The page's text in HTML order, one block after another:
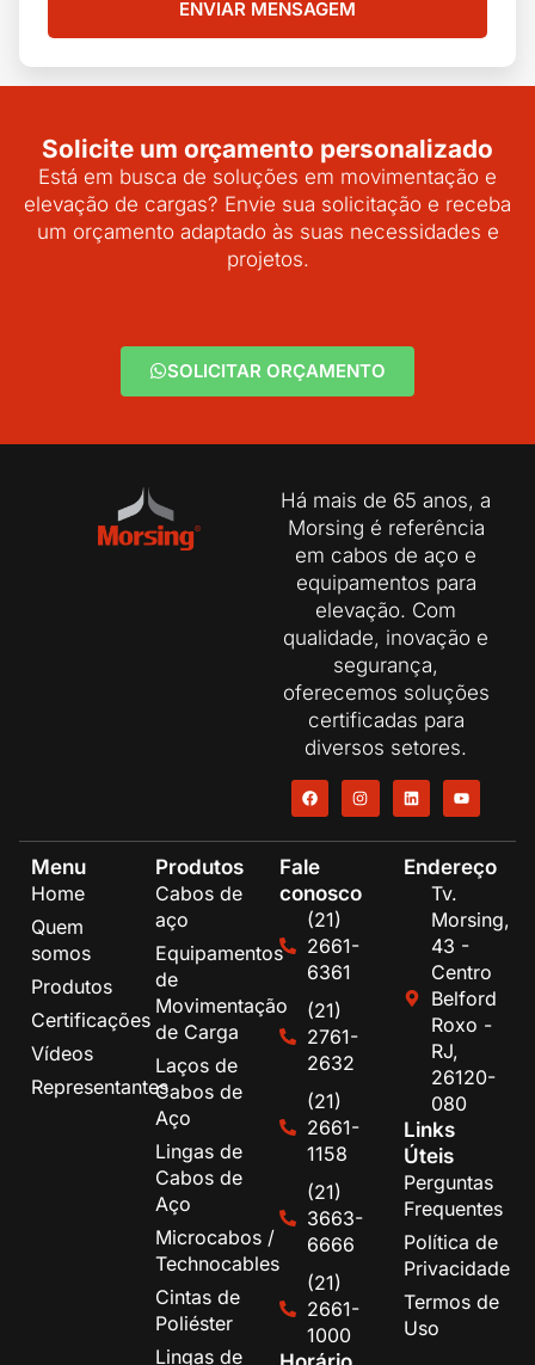
ENVIAR MENSAGEM
Solicite um orçamento personalizado
Está em busca de soluções em movimentação e
elevação de cargas? Envie sua solicitação e receba
um orçamento adaptado às suas necessidades e
projetos.
SOLICITAR ORÇAMENTO
Há mais de 65 anos, a
Morsing é referência
em cabos de aço e
equipamentos para
elevação. Com
qualidade, inovação e
segurança,
oferecemos soluções
certificadas para
diversos setores.
Menu
Home
Quem
somos
Produtos
Certificações
Vídeos
Representantes
Produtos
Cabos de
aço
Equipamentos
de
Movimentação
de Carga
Laços de
Cabos de
Aço
Lingas de
Cabos de
Aço
Microcabos /
Technocables
Cintas de
Poliéster
Lingas de
Fale
conosco
(21)
2661-
6361
(21)
2761-
2632
(21)
2661-
1158
(21)
3663-
6666
(21)
2661-
1000
Endereço
Tv.
Morsing,
43 -
Centro
Belford
Roxo -
RJ,
26120-
080
Links
Úteis
Perguntas
Frequentes
Política de
Privacidade
Termos de
Uso